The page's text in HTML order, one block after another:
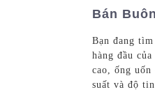
Bán
Bạn đang
hàng đầu
cao, ống
suất và độ